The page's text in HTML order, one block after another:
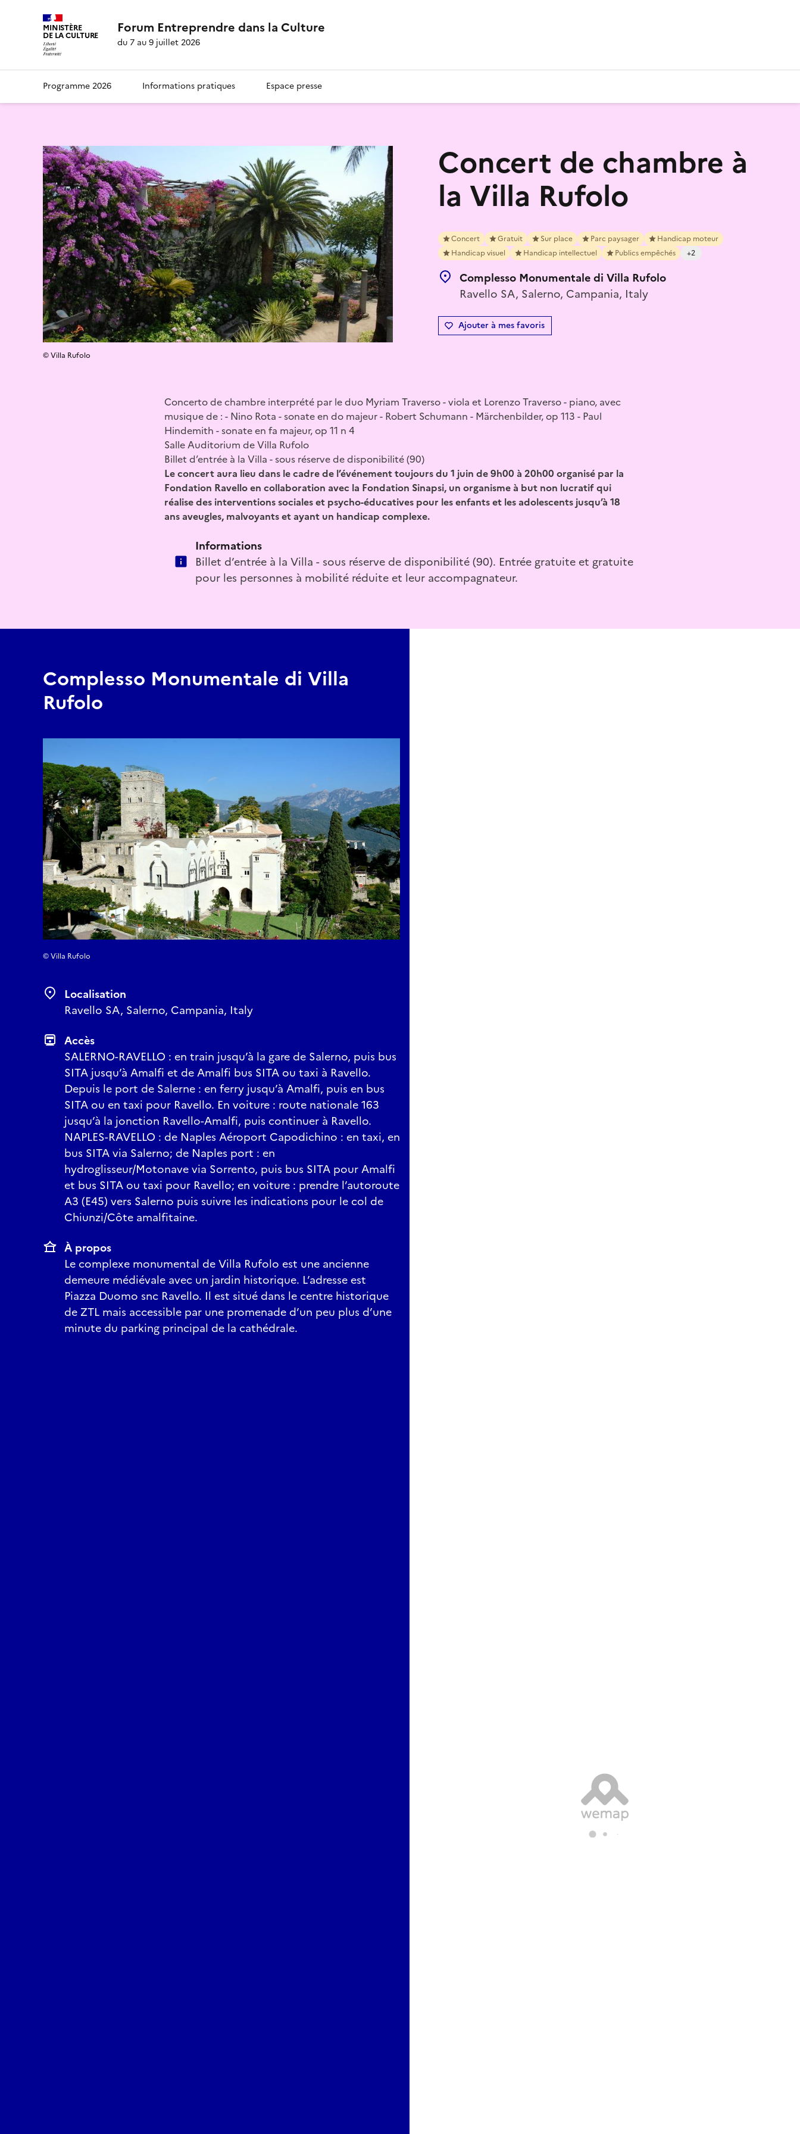
MINISTÈRE
DE LA CULTURE Forum Entreprendre dans la Culture
du 7 au 9 juillet 2026
Programme 2026 Informations pratiques Espace presse
Concert de chambre à
la Villa Rufolo
Concert Gratuit Sur place Parc paysager
Handicap moteur
Handicap visuel
Handicap intellectuel Publics empêchés +2
Complesso Monumentale di Villa Rufolo
Ravello SA, Salerno, Campania, Italy
Ajouter à mes favoris
© Villa Rufolo
Concerto de chambre interprété par le duo Myriam Traverso - viola et Lorenzo Traverso - piano, avec
musique de : - Nino Rota - sonate en do majeur - Robert Schumann - Märchenbilder, op 113 - Paul
Hindemith - sonate en fa majeur, op 11 n 4
Salle Auditorium de Villa Rufolo
Billet d’entrée à la Villa - sous réserve de disponibilité (90)
Le concert aura lieu dans le cadre de l’événement toujours du 1 juin de 9h00 à 20h00 organisé par la
Fondation Ravello en collaboration avec la Fondation Sinapsi, un organisme à but non lucratif qui
réalise des interventions sociales et psycho-éducatives pour les enfants et les adolescents jusqu’à 18
ans aveugles, malvoyants et ayant un handicap complexe.
Informations
Billet d’entrée à la Villa - sous réserve de disponibilité (90). Entrée gratuite et gratuite
pour les personnes à mobilité réduite et leur accompagnateur.
Complesso Monumentale di Villa
Rufolo
© Villa Rufolo
Localisation
Ravello SA, Salerno, Campania, Italy
Accès
SALERNO-RAVELLO : en train jusqu’à la gare de Salerno, puis bus
SITA jusqu’à Amalfi et de Amalfi bus SITA ou taxi à Ravello.
Depuis le port de Salerne : en ferry jusqu’à Amalfi, puis en bus
SITA ou en taxi pour Ravello. En voiture : route nationale 163
jusqu’à la jonction Ravello-Amalfi, puis continuer à Ravello.
NAPLES-RAVELLO : de Naples Aéroport Capodichino : en taxi, en
bus SITA via Salerno; de Naples port : en
hydroglisseur/Motonave via Sorrento, puis bus SITA pour Amalfi
et bus SITA ou taxi pour Ravello; en voiture : prendre l’autoroute
A3 (E45) vers Salerno puis suivre les indications pour le col de
Chiunzi/Côte amalfitaine.
À propos
Le complexe monumental de Villa Rufolo est une ancienne
demeure médiévale avec un jardin historique. L’adresse est
Piazza Duomo snc Ravello. Il est situé dans le centre historique
de ZTL mais accessible par une promenade d’un peu plus d’une
minute du parking principal de la cathédrale.